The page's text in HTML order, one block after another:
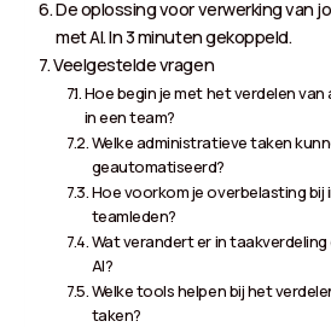
De oplossing voor verwerking van
met AI. In 3 minuten gekoppeld.
Veelgestelde vragen
Hoe begin je met het verdelen
in een team?
Welke administratieve taken
geautomatiseerd?
Hoe voorkom je overbelasting bij
teamleden?
Wat verandert er in
AI?
Welke tools helpen bij het
taken?